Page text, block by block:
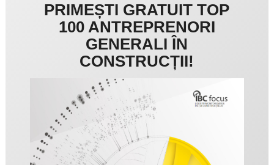
PRIMEȘTI GRATUIT TOP
100 ANTREPRENORI
GENERALI ÎN
CONSTRUCȚII!